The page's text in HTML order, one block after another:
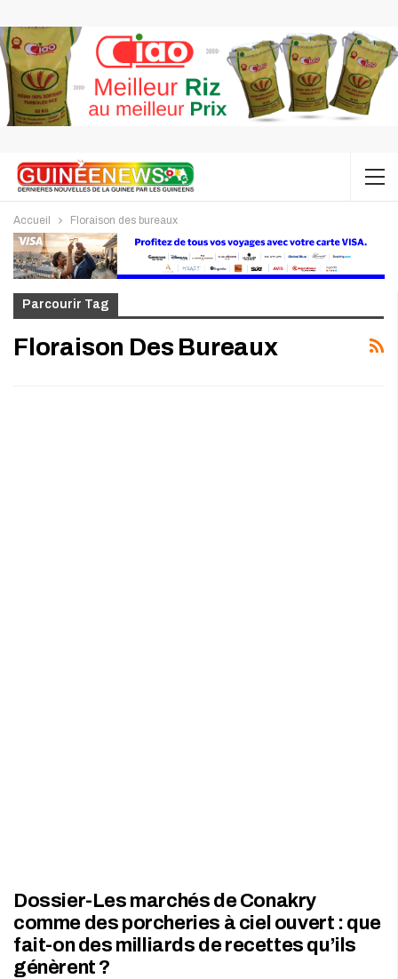
Accueil Floraison des bureaux
Parcourir Tag
Floraison Des Bureaux
Dossier-Les marchés de Conakry
comme des porcheries à ciel ouvert : que
fait-on des milliards de recettes qu’ils
génèrent ?